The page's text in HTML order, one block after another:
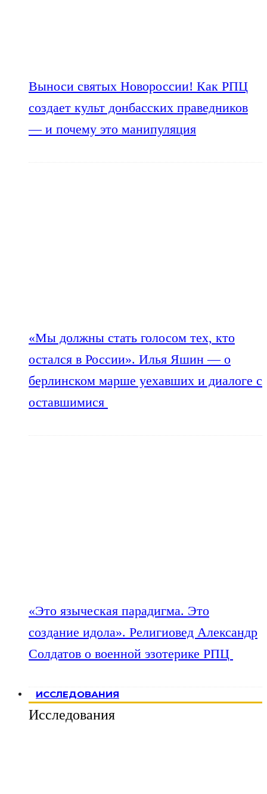
Выноси святых Новороссии! Как РПЦ
создает культ донбасских праведников
— и почему это манипуляция
«Мы должны стать голосом тех, кто
остался в России». Илья Яшин — о
берлинском марше уехавших и диалоге с
оставшимися
«Это языческая парадигма. Это
создание идола». Религиовед Александр
Солдатов о военной эзотерике РПЦ
ИССЛЕДОВАНИЯ
Исследования